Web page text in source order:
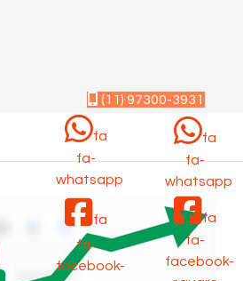
(11) 97300-3931
fa
fa-
whatsapp
fa
fa-
facebook-
fa
fa-
whatsapp
fa
fa-
facebook-